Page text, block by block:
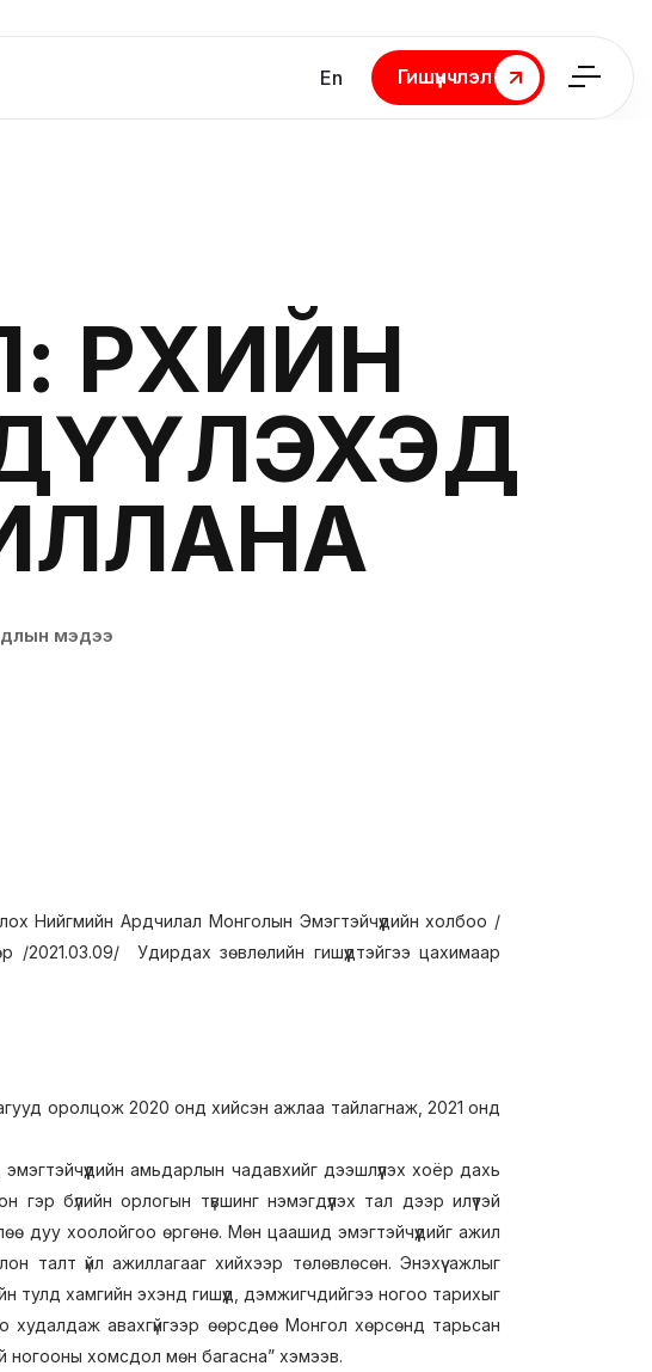
En
Гишүүнчлэл
Гишүүнчлэл
ӨРХИЙН
мэдээ
Нийгмийн Ардчилал Монголын Эмэгтэйчүүдийн холбоо /
Удирдах зөвлөлийн гишүүдтэйгээ цахимаар
оролцож 2020 онд хийсэн ажлаа тайлагнаж, 2021 онд
амьдарлын чадавхийг дээшлүүлэх хоёр дахь
бүлийн орлогын түвшинг нэмэгдүүлэх тал дээр илүүтэй
дуу хоолойгоо өргөнө. Мөн цаашид эмэгтэйчүүдийг ажил
талт үйл ажиллагааг хийхээр төлөвлөсөн. Энэхүү ажлыг
тулд хамгийн эхэнд гишүүд, дэмжигчдийгээ ногоо тарихыг
авахгүйгээр өөрсдөө Монгол хөрсөнд тарьсан
ногооны хомсдол мөн багасна” хэмээв.